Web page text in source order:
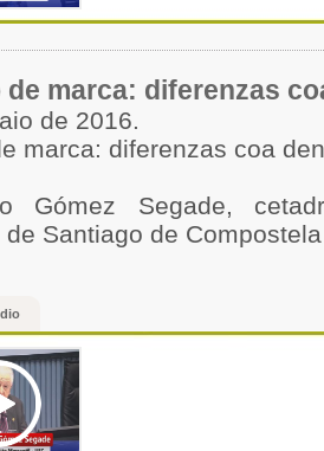
de marca: diferenzas
de 2016.
marca: diferenzas coa
Gómez Segade,
Santiago de Compostela